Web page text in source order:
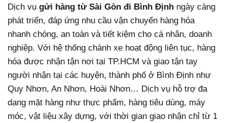
Dịch vụ gửi hàng từ Sài Gòn đi Bình Định ngày càng
phát triển, đáp ứng nhu cầu vận chuyển hàng hóa
nhanh chóng, an toàn và tiết kiệm cho cá nhân, doanh
nghiệp. Với hệ thống chành xe hoạt động liên tục, hàng
hóa được nhận tận nơi tại TP.HCM và giao tận tay
người nhận tại các huyện, thành phố ở Bình Định như
Quy Nhơn, An Nhơn, Hoài Nhơn… Dịch vụ hỗ trợ đa
dạng mặt hàng như thực phẩm, hàng tiêu dùng, máy
móc, vật liệu xây dựng, với thời gian giao nhận chỉ từ 1